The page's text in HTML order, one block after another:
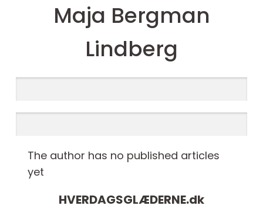
Maja Bergman
Lindberg
The author has no published articles
yet
HVERDAGSGLÆDERNE.dk